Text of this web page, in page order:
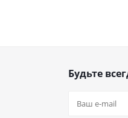
Будьте